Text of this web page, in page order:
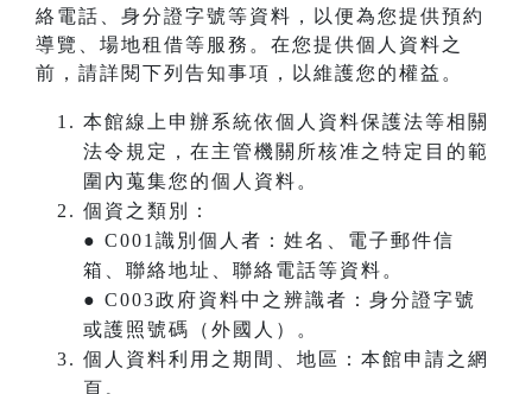
絡電話、身分證字號等資料，以便為您提供預約
導覽、場地租借等服務。在您提供個人資料之
前，請詳閱下列告知事項，以維護您的權益。
本館線上申辦系統依個人資料保護法等相關
法令規定，在主管機關所核准之特定目的範
圍內蒐集您的個人資料。
個資之類別：
● C001識別個人者：姓名、電子郵件信
箱、聯絡地址、聯絡電話等資料。
● C003政府資料中之辨識者：身分證字號
或護照號碼（外國人）。
個人資料利用之期間、地區：本館申請之網
頁。